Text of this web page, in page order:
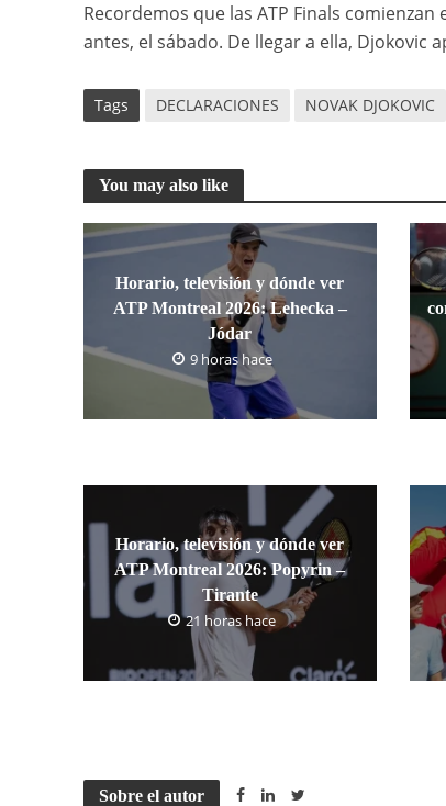
Recordemos que las ATP Finals
antes, el sábado. De llegar a ella,
Tags DECLARACIONES NOVAK DJOKOVIC
You may also like
Horario, televisión y dónde ver
ATP Montreal 2026: Lehecka –
Jódar
9 horas hace
Horario, televisión y dónde ver
ATP Montreal 2026: Popyrin –
Tirante
21 horas hace
Sobre el autor